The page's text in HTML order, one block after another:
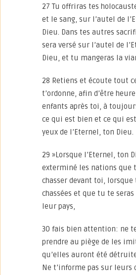
27 Tu offriras tes
et le sang, sur l’autel de
Dieu. Dans tes autres
sera versé sur l’autel de
Dieu, et tu mangeras la
28 Retiens et écoute tout
t’ordonne, afin d’être
enfants après toi, à
ce qui est bien et ce qui
yeux de l’Eternel, ton Dieu.
29 »Lorsque l’Eternel, ton
exterminé les nations que
chasser devant toi,
chassées et que tu te
leur pays,
30 fais bien attention: ne
prendre au piège de les
qu’elles auront été
Ne t’informe pas sur leurs